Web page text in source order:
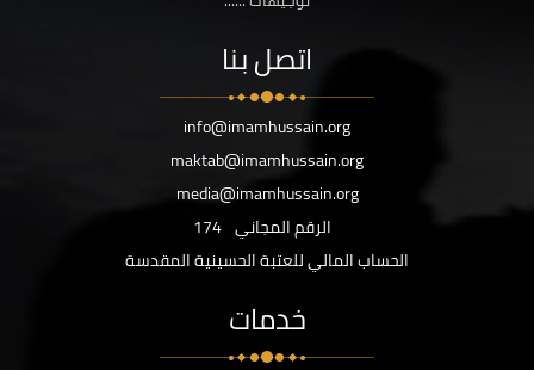
اتصل بنا
info@imamhussain.org
maktab@imamhussain.org
media@imamhussain.org
الرقم المجاني 174
الحساب المالي للعتبة الحسينية المقدسة
خدمات